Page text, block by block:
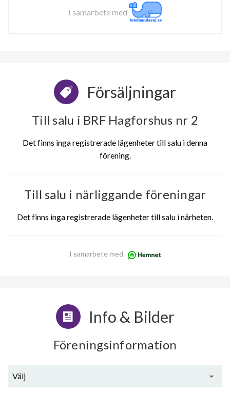
I samarbete med
Försäljningar
Till salu i BRF Hagforshus nr 2
Det finns inga registrerade lägenheter till salu i denna
förening.
Till salu i närliggande föreningar
Det finns inga registrerade lägenheter till salu i närheten.
I samarbete med
Info & Bilder
Föreningsinformation
Välj